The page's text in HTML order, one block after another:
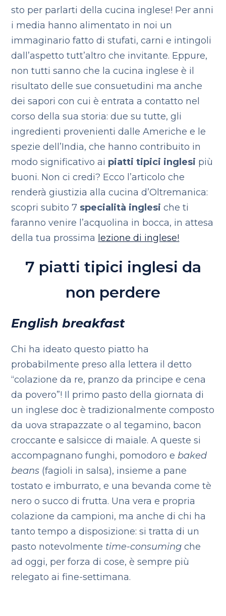
sto per parlarti della cucina inglese! Per anni
i media hanno alimentato in noi un
immaginario fatto di stufati, carni e intingoli
dall’aspetto tutt’altro che invitante. Eppure,
non tutti sanno che la cucina inglese è il
risultato delle sue consuetudini ma anche
dei sapori con cui è entrata a contatto nel
corso della sua storia: due su tutte, gli
ingredienti provenienti dalle Americhe e le
spezie dell’India, che hanno contribuito in
modo significativo ai piatti tipici inglesi più
buoni. Non ci credi? Ecco l’articolo che
renderà giustizia alla cucina d’Oltremanica:
scopri subito 7 specialità inglesi che ti
faranno venire l’acquolina in bocca, in attesa
della tua prossima lezione di inglese!
7 piatti tipici inglesi da
non perdere
English breakfast
Chi ha ideato questo piatto ha
probabilmente preso alla lettera il detto
“colazione da re, pranzo da principe e cena
da povero”! Il primo pasto della giornata di
un inglese doc è tradizionalmente composto
da uova strapazzate o al tegamino, bacon
croccante e salsicce di maiale. A queste si
accompagnano funghi, pomodoro e baked
beans (fagioli in salsa), insieme a pane
tostato e imburrato, e una bevanda come tè
nero o succo di frutta. Una vera e propria
colazione da campioni, ma anche di chi ha
tanto tempo a disposizione: si tratta di un
pasto notevolmente time-consumingche
ad oggi, per forza di cose, è sempre più
relegato ai fine-settimana.